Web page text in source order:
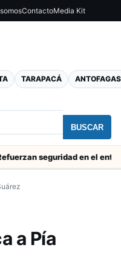
ContactoMedia Kit
TARAPACÁ
BUSCAR
seguridad en el entorno
a Pía